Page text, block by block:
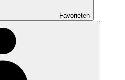
Favorieten